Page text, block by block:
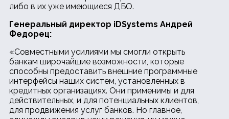
либо в их уже имеющиеся ДБО.
Генеральный директор iDSystems Андрей
Федорец:
«Совместными усилиями мы смогли открыть
банкам широчайшие возможности, которые
способны предоставить внешние программные
интерфейсы наших систем, установленных в
кредитных организациях. Они применимы и для
действительных, и для потенциальных клиентов,
для продвижения услуг банков. Но главное,